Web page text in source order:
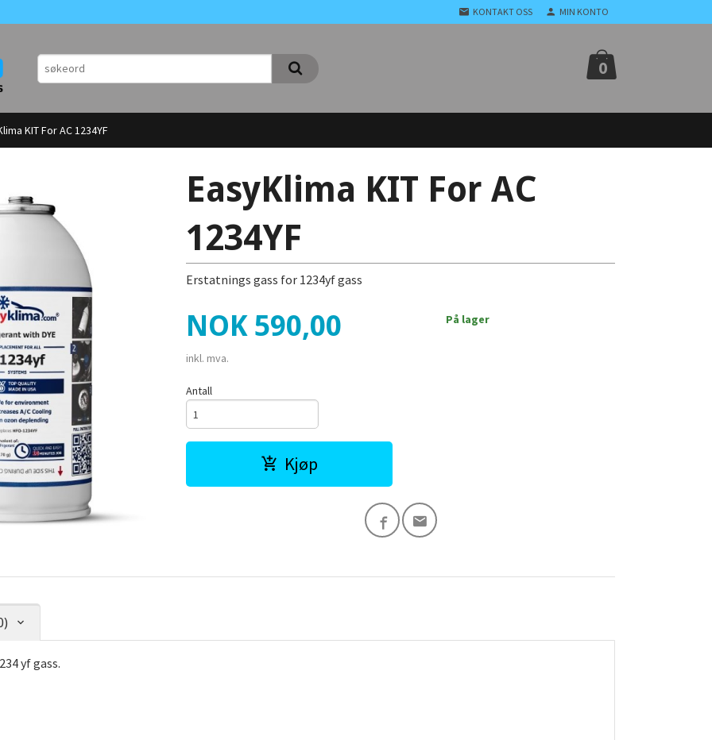
KONTAKT OSS MIN KONTO
0
KIT For AC 1234YF
EasyKlima KIT For AC
1234YF
Erstatnings gass for 1234yf gass
Pris
NOK 590,00
inkl. mva.
På lager
Antall
Kjøp
yf gass.